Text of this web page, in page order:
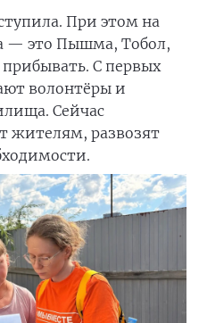
При этом на
— это Пышма, Тобол,
С первых
волонтёры и
Сейчас
жителям, развозят